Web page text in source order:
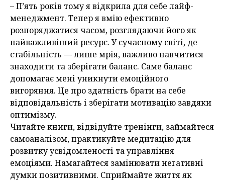
– П’ять років тому я відкрила для себе лайф-
менеджмент. Тепер я вмію ефективно
розпоряджатися часом, розглядаючи його як
найважливіший ресурс. У сучасному світі, де
стабільність — лише мрія, важливо навчитися
знаходити та зберігати баланс. Саме баланс
допомагає мені уникнути емоційного
вигоряння. Це про здатність брати на себе
відповідальність і зберігати мотивацію завдяки
оптимізму.
Читайте книги, відвідуйте тренінги, займайтеся
самоаналізом, практикуйте медитацію для
розвитку усвідомленості та управління
емоціями. Намагайтеся замінювати негативні
думки позитивними. Сприймайте життя як